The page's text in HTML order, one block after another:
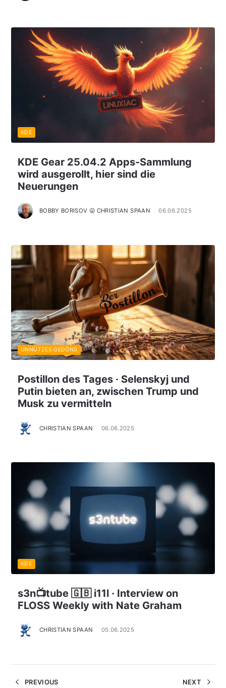
KDE Gear 25.04.2 Apps-Sammlung
wird ausgerollt, hier sind die
Neuerungen
BOBBY BORISOV 😛 CHRISTIAN SPAAN 06.06.2025
KDE
Postillon des Tages · Selenskyj und
Putin bieten an, zwischen Trump und
Musk zu vermitteln
CHRISTIAN SPAAN 06.06.2025
UNNÜTZES GEDÖNS
s3n📺tube 🇬🇧 i11l · Interview on
FLOSS Weekly with Nate Graham
CHRISTIAN SPAAN 05.06.2025
KDE
PREVIOUS NEXT